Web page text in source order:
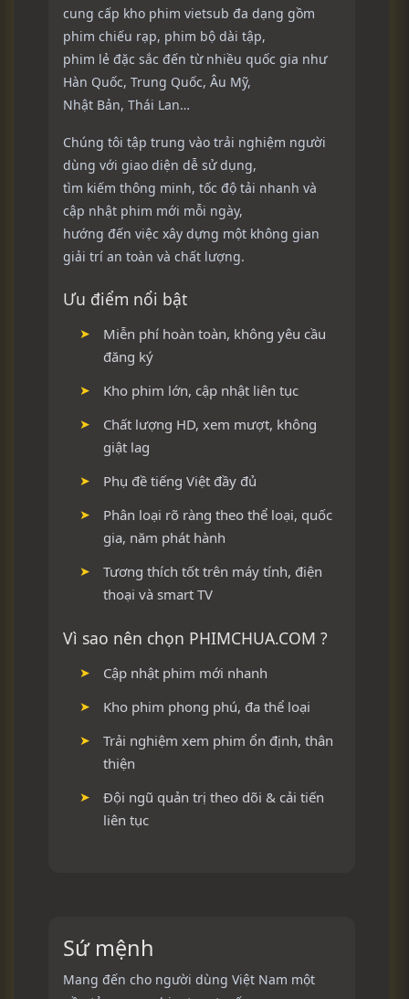
cung cấp kho phim vietsub đa dạng gồm
phim chiếu rạp, phim bộ dài tập,
phim lẻ đặc sắc đến từ nhiều quốc gia như
Hàn Quốc, Trung Quốc, Âu Mỹ,
Nhật Bản, Thái Lan…
Chúng tôi tập trung vào trải nghiệm người
dùng với giao diện dễ sử dụng,
tìm kiếm thông minh, tốc độ tải nhanh và
cập nhật phim mới mỗi ngày,
hướng đến việc xây dựng một không gian
giải trí an toàn và chất lượng.
Ưu điểm nổi bật
Miễn phí hoàn toàn, không yêu cầu
đăng ký
Kho phim lớn, cập nhật liên tục
Chất lượng HD, xem mượt, không
giật lag
Phụ đề tiếng Việt đầy đủ
Phân loại rõ ràng theo thể loại, quốc
gia, năm phát hành
Tương thích tốt trên máy tính, điện
thoại và smart TV
Vì sao nên chọn PHIMCHUA.COM ?
Cập nhật phim mới nhanh
Kho phim phong phú, đa thể loại
Trải nghiệm xem phim ổn định, thân
thiện
Đội ngũ quản trị theo dõi & cải tiến
liên tục
Sứ mệnh
Mang đến cho người dùng Việt Nam một